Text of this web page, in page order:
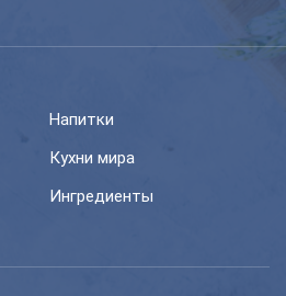
Напитки
Кухни мира
Ингредиенты